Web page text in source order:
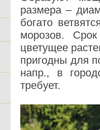
размера –
богато
морозов.
цветущее
пригодны для
напр., в
требует.